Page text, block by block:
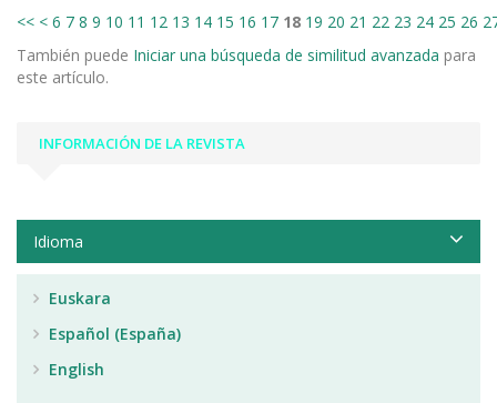
<< < 6 7 8 9 10 11 12 13 14 15 16 17 18 19 20 21 22 23 24 25 26
También puede Iniciar una búsqueda de similitud avanzada para
este artículo.
INFORMACIÓN DE LA REVISTA
Idioma
Euskara
Español (España)
English